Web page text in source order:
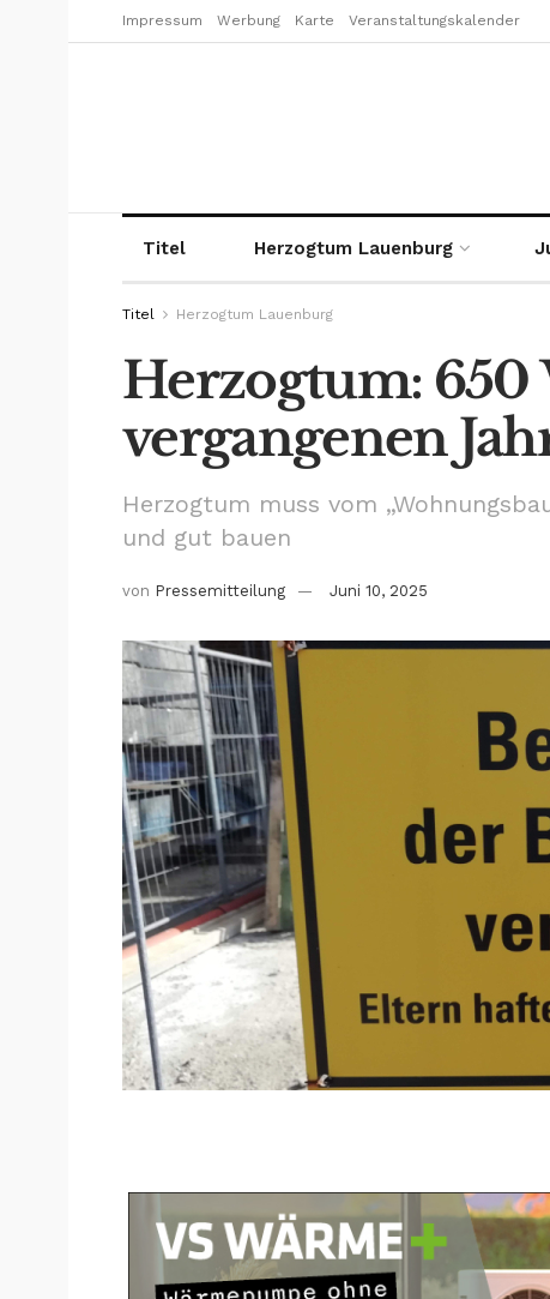
Impressum Werbung Karte Veranstaltungskalender
Titel Herzogtum Lauenburg
Titel Herzogtum Lauenburg
Herzogtum:
vergangenen
Herzogtum muss vom
und gut bauen
von Pressemitteilung Juni 10, 2025